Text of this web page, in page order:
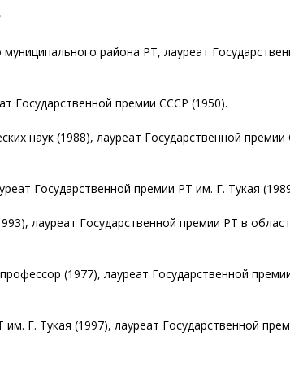
района РТ, лауреат
Государственной премии СССР (1950).
наук (1988), лауреат Государственной премии
Государственной премии РТ им. Г. Тукая
лауреат Государственной премии РТ в
(1977), лауреат Государственной
Г. Тукая (1997), лауреат Государственной